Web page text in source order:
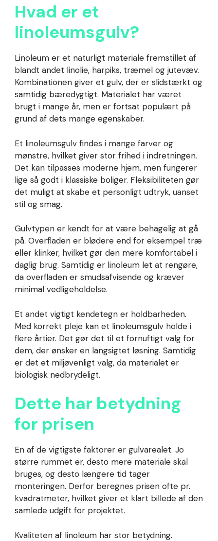
Hvad er et
linoleumsgulv?
Linoleum er et naturligt materiale fremstillet af
blandt andet linolie, harpiks, træmel og jutevæv.
Kombinationen giver et gulv, der er slidstærkt og
samtidig bæredygtigt. Materialet har været
brugt i mange år, men er fortsat populært på
grund af dets mange egenskaber.
Et linoleumsgulv findes i mange farver og
mønstre, hvilket giver stor frihed i indretningen.
Det kan tilpasses moderne hjem, men fungerer
lige så godt i klassiske boliger. Fleksibiliteten gør
det muligt at skabe et personligt udtryk, uanset
stil og smag.
Gulvtypen er kendt for at være behagelig at gå
på. Overfladen er blødere end for eksempel træ
eller klinker, hvilket gør den mere komfortabel i
daglig brug. Samtidig er linoleum let at rengøre,
da overfladen er smudsafvisende og kræver
minimal vedligeholdelse.
Et andet vigtigt kendetegn er holdbarheden.
Med korrekt pleje kan et linoleumsgulv holde i
flere årtier. Det gør det til et fornuftigt valg for
dem, der ønsker en langsigtet løsning. Samtidig
er det et miljøvenligt valg, da materialet er
biologisk nedbrydeligt.
Dette har betydning
for prisen
En af de vigtigste faktorer er gulvarealet. Jo
større rummet er, desto mere materiale skal
bruges, og desto længere tid tager
monteringen. Derfor beregnes prisen ofte pr.
kvadratmeter, hvilket giver et klart billede af den
samlede udgift for projektet.
Kvaliteten af linoleum har stor betydning.